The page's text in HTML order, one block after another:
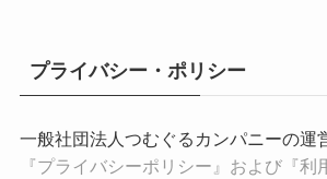
プライバシー・ポリシー
一般社団法人つむぐるカンパニーの運
『プライバシーポリシー』および『利